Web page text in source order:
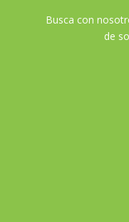
Busca con
de